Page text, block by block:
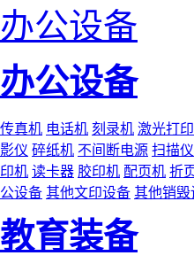
办公设备
办公设备
传真机 电话机 刻录机 激光打
影仪 碎纸机 不间断电源 扫描仪
印机 读卡器 胶印机 配页机 折
公设备 其他文印设备 其他销毁
教育装备